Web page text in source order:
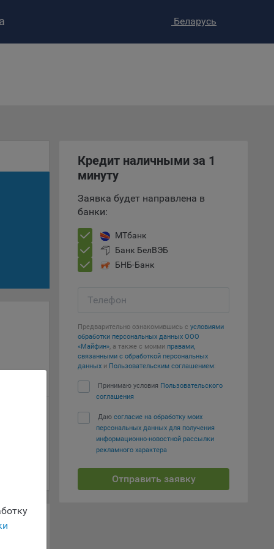
и
–
Беларусь
Кредит наличными за 1
минуту
Заявка будет направлена в
банки:
МТбанк
Банк БелВЭБ
БНБ-Банк
Телефон
Предварительно ознакомившись с условиями
обработки персональных данных ООО
«Майфин», а также с моими правами,
связанными с обработкой персональных
данных и Пользовательским соглашением:
Принимаю условия Пользовательского
соглашения
Даю согласие на обработку моих
персональных данных для получения
информационно-новостной рассылки
рекламного характера
Отправить заявку